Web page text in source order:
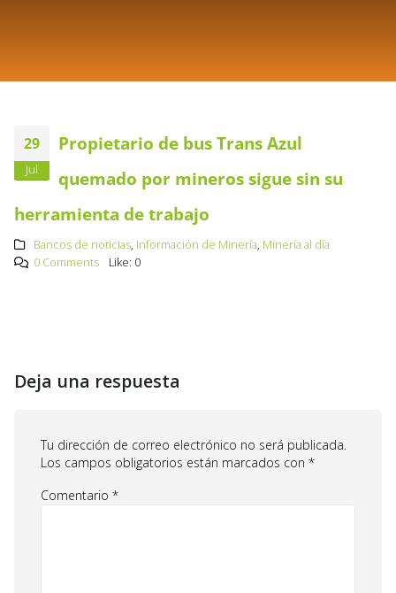
29
Jul
Propietario de bus Trans Azul
quemado por mineros sigue sin su
herramienta de trabajo
Bancos de noticias, Información de Minería, Minería al día
0 Comments
Like: 0
Deja una respuesta
Tu dirección de correo electrónico no será publicada.
Los campos obligatorios están marcados con *
Comentario *